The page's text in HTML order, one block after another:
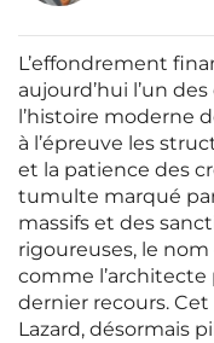
L’effondrement
aujourd’hui l’un
l’histoire moderne
à l’épreuve les
et la patience des
tumulte marqué
massifs et des
rigoureuses, le
comme
dernier recours.
Lazard, désormais